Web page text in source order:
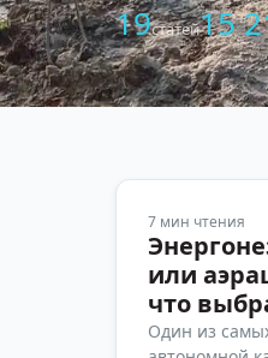
19статей15
7 мин чтения
или
что
Один из